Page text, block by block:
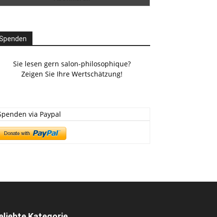
Sie lesen gern salon-philosophique?
Zeigen Sie Ihre Wertschätzung!
via Paypal